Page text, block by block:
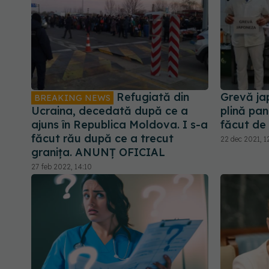
BREAKING NEWS
Refugiată din
Ucraina, decedată după ce a
ajuns în Republica Moldova. I s-a
făcut rău după ce a trecut
granița. ANUNȚ OFICIAL
27 feb 2022, 14:10
Grevă
plină
făcut de
22 dec 2021,